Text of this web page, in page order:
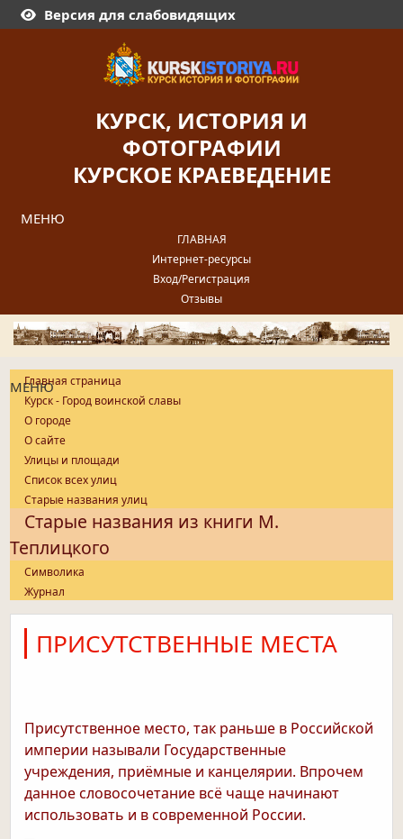
Версия для слабовидящих
КУРСК, ИСТОРИЯ И
ФОТОГРАФИИ
КУРСКОЕ КРАЕВЕДЕНИЕ
МЕНЮ
ГЛАВНАЯ
Интернет-ресурсы
Вход/Регистрация
Отзывы
МЕНЮ
Главная страница
Курск - Город воинской славы
О городе
О сайте
Улицы и площади
Список всех улиц
Старые названия улиц
Старые названия из книги М.
Теплицкого
Символика
Журнал
ПРИСУТСТВЕННЫЕ МЕСТА
Присутственное место, так раньше в Российской
империи называли Государственные
учреждения, приёмные и канцелярии. Впрочем
данное словосочетание всё чаще начинают
использовать и в современной России.